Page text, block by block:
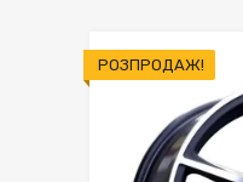
РОЗПРОДАЖ!